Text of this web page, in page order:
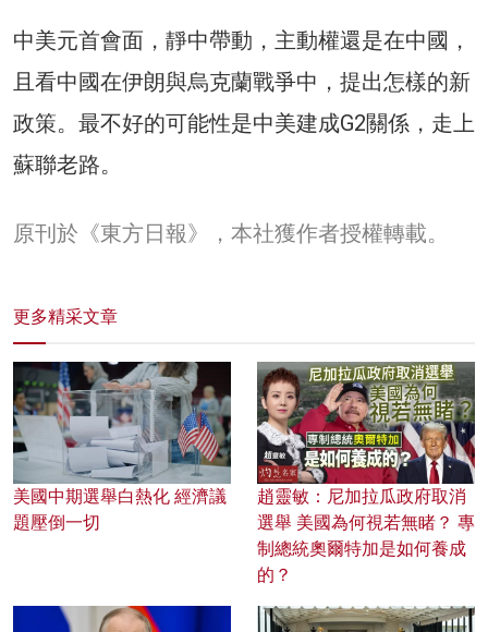
中美元首會面，靜中帶動，主動權還是在中國，
且看中國在伊朗與烏克蘭戰爭中，提出怎樣的新
政策。最不好的可能性是中美建成G2關係，走上
蘇聯老路。
原刊於《東方日報》，本社獲作者授權轉載。
更多精采文章
美國中期選舉白熱化 經濟議
題壓倒一切
趙靈敏：尼加拉瓜政府取消
選舉 美國為何視若無睹？ 專
制總統奧爾特加是如何養成
的？